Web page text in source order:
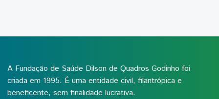
A Fundação de Saúde Dilson de Quadros Godinho foi
criada em 1995. É uma entidade civil, filantrópica e
beneficente, sem finalidade lucrativa.